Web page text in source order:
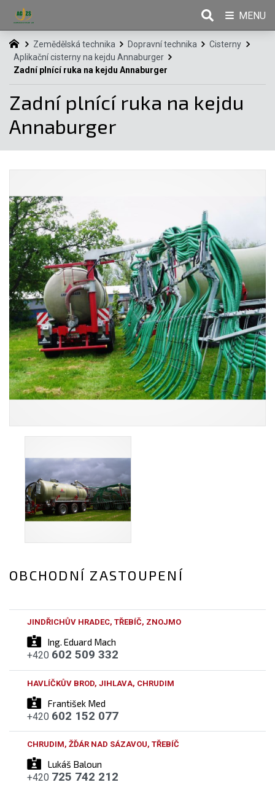
Zemědělská technika Dopravní technika
Cisterny
Aplikační cisterny na kejdu Annaburger
Zadní plnící ruka na kejdu Annaburger
Zadní plnící ruka na kejdu
Annaburger
OBCHODNÍ ZASTOUPENÍ
Ing. Eduard Mach
JINDŘICHŮV HRADEC, TŘEBÍČ, ZNOJMO
+420 602 509 332
František Med
HAVLÍČKŮV BROD, JIHLAVA, CHRUDIM
+420 602 152 077
Lukáš Baloun
CHRUDIM, ŽĎÁR NAD SÁZAVOU, TŘEBÍČ
+420 725 742 212
MENU